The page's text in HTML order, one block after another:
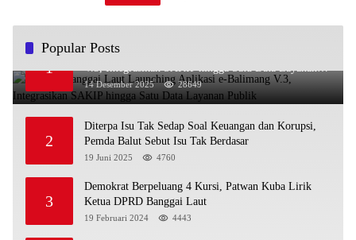
Popular Posts
1
Pemkab Banggai Laut Launching Aplikasi e-Balimang
V.3, Integrasikan SAKIP hingga Satu Data Layanan
Publik
14 Desember 2025 28649
2
Diterpa Isu Tak Sedap Soal Keuangan dan Korupsi,
Pemda Balut Sebut Isu Tak Berdasar
19 Juni 2025 4760
3
Demokrat Berpeluang 4 Kursi, Patwan Kuba Lirik
Ketua DPRD Banggai Laut
19 Februari 2024 4443